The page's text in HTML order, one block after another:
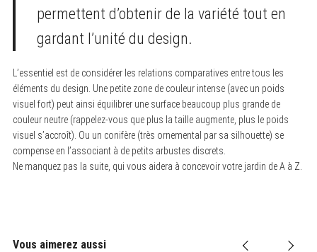
permettent d’obtenir de la variété tout en
gardant l’unité du design.
L’essentiel est de considérer les relations comparatives entre tous les
éléments du design. Une petite zone de couleur intense (avec un poids
visuel fort) peut ainsi équilibrer une surface beaucoup plus grande de
couleur neutre (rappelez-vous que plus la taille augmente, plus le poids
visuel s’accroît). Ou un conifère (très ornemental par sa silhouette) se
compense en l’associant à de petits arbustes discrets.
Ne manquez pas la suite, qui vous aidera à concevoir votre jardin de A à Z.
Vous aimerez aussi
e
r
f
o
r
: